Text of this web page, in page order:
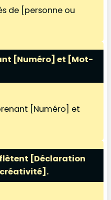
de [personne ou
[Numéro] et [Mot-
[Numéro] et
[Déclaration
créativité].